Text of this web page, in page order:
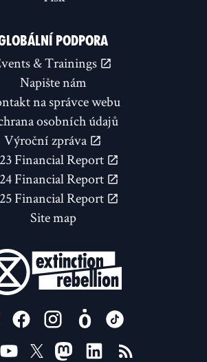
PODPORA
& Trainings
Napište nám
na správce webu
osobních údajů
Výroční zpráva
Financial Report
Financial Report
Financial Report
Site map
US ON